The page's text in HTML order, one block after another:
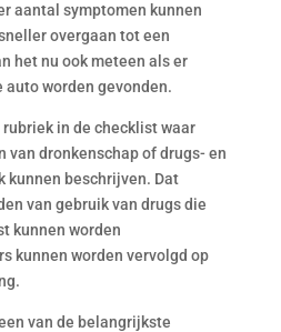
aantal symptomen kunnen
overgaan tot een
het nu ook meteen als er
auto worden gevonden.
in de checklist waar
van dronkenschap of drugs- en
kunnen beschrijven. Dat
van gebruik van drugs die
kunnen worden
kunnen worden vervolgd op
van de belangrijkste